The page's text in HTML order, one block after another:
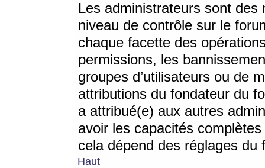
Les administrateurs sont
niveau de contrôle sur le
chaque facette des
permissions, les
groupes d’utilisateurs ou de
attributions du fondateur du
a attribué(e) aux autres
avoir les capacités
cela dépend des réglages du
Haut